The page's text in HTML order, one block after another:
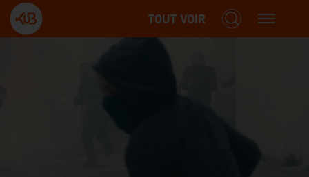
TOUT VOIR